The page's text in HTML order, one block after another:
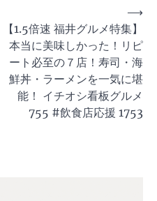
【1.5倍速 福井グルメ特集】
本当に美味しかった！リピ
ート必至の７店！寿司・海
鮮丼・ラーメンを一気に堪
能！ イチオシ看板グルメ
755 #飲食店応援 1753
⟶